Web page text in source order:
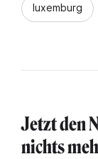
luxemburg
Jetzt den
nichts